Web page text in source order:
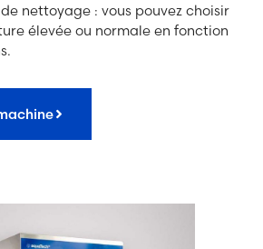
nettoyage : vous pouvez choisir
élevée ou normale en fonction